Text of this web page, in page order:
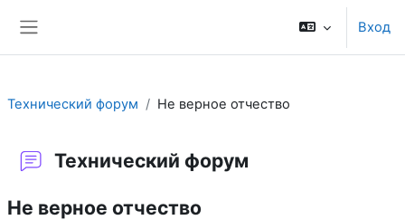
Вход
Технический форум Не верное отчество
Технический форум
Не верное отчество